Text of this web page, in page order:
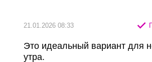
21.01.2026 08:33
Это идеальный вариант для
утра.